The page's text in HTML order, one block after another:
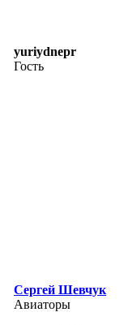
yuriydnepr
Гость
Сергей Шевчук
Авиаторы